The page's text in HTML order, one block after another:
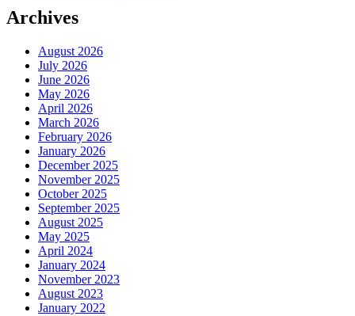
Archives
August 2026
July 2026
June 2026
May 2026
April 2026
March 2026
February 2026
January 2026
December 2025
November 2025
October 2025
September 2025
August 2025
May 2025
April 2024
January 2024
November 2023
August 2023
January 2022